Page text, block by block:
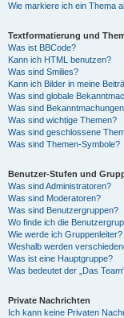
Wie markiere ich ein Thema
Textformatierung und
Was ist BBCode?
Kann ich HTML benutzen?
Was sind Smilies?
Kann ich Bilder in meine
Was sind globale
Was sind
Was sind wichtige Themen?
Was sind geschlossene
Was sind Themen-Symbole?
Benutzer-Stufen und
Was sind Administratoren?
Was sind Moderatoren?
Was sind Benutzergruppen?
Wo finde ich die
Wie werde ich Gruppenleiter?
Weshalb werden
Was ist eine Hauptgruppe?
Was bedeutet der „Das
Private Nachrichten
Ich kann keine Privaten